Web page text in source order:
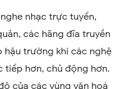
nhạc trực tuyến,
các hãng đĩa truyền
hậu trường khi các nghệ
tiếp hơn, chủ động hơn.
của các vùng văn hoá